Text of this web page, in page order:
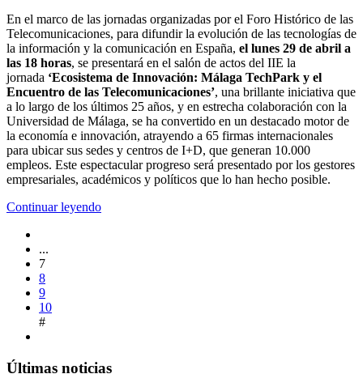
En el marco de las jornadas organizadas por el Foro Histórico de las
Telecomunicaciones, para difundir la evolución de las tecnologías de
la información y la comunicación en España, el lunes 29 de abril a
las 18 horas, se presentará en el salón de actos del IIE la
jornada ‘Ecosistema de Innovación: Málaga TechPark y el
Encuentro de las Telecomunicaciones’, una brillante iniciativa que
a lo largo de los últimos 25 años, y en estrecha colaboración con la
Universidad de Málaga, se ha convertido en un destacado motor de
la economía e innovación, atrayendo a 65 firmas internacionales
para ubicar sus sedes y centros de I+D, que generan 10.000
empleos. Este espectacular progreso será presentado por los gestores
empresariales, académicos y políticos que lo han hecho posible.
Continuar leyendo
...
7
8
9
10
#
Últimas noticias